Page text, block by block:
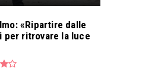
«Ripartire dalle
per ritrovare la luce